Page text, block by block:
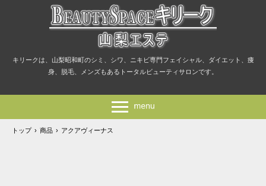
キリークは、山梨昭和町のシミ、シワ、ニキビ専門フェイシャル、ダイエット、痩
身、脱毛、メンズもあるトータルビューティサロンです。
トップ › 商品 › アクアヴィーナス